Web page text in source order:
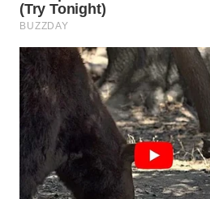
WAHANA
PERSONA
WAHANA
OTOMOTIF
WAHANA
HEALTH
WAHANA